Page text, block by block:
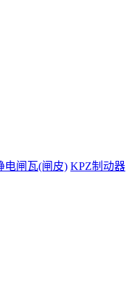
电闸瓦(闸皮) KPZ制动器